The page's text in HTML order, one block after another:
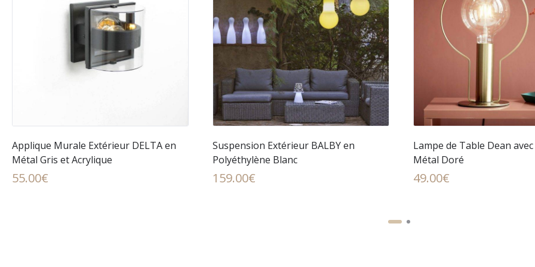
Applique Murale Extérieur DELTA en
Métal Gris et Acrylique
55.00€
Suspension Extérieur BALBY en
Polyéthylène Blanc
159.00€
Lampe de Table Dean
Métal Doré
49.00€